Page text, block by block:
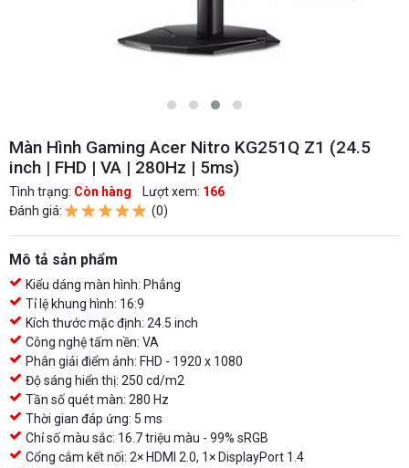
Màn Hình Gaming Acer Nitro KG251Q Z1 (24.5
inch | FHD | VA | 280Hz | 5ms)
Tình trạng: Còn hàng Lượt xem: 166
Đánh giá:
(0)
Mô tả sản phẩm
Kiểu dáng màn hình: Phẳng
Tỉ lệ khung hình: 16:9
Kích thước mặc định: 24.5 inch
Công nghệ tấm nền: VA
Phân giải điểm ảnh: FHD - 1920 x 1080
Độ sáng hiển thị: 250 cd/m2
Tần số quét màn: 280 Hz
Thời gian đáp ứng: 5 ms
Chỉ số màu sắc: 16.7 triệu màu - 99% sRGB
Cổng cắm kết nối: 2× HDMI 2.0, 1× DisplayPort 1.4